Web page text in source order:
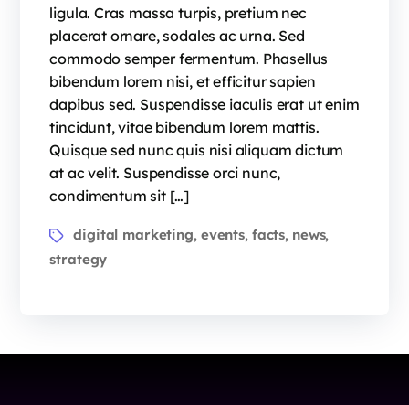
ligula. Cras massa turpis, pretium nec
placerat ornare, sodales ac urna. Sed
commodo semper fermentum. Phasellus
bibendum lorem nisi, et efficitur sapien
dapibus sed. Suspendisse iaculis erat ut enim
tincidunt, vitae bibendum lorem mattis.
Quisque sed nunc quis nisi aliquam dictum
at ac velit. Suspendisse orci nunc,
condimentum sit […]
digital marketing, events, facts, news,
strategy